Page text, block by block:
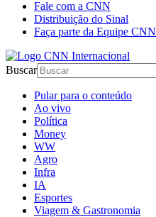
Fale com a CNN
Distribuição do Sinal
Faça parte da Equipe CNN
Buscar
Pular para o conteúdo
Ao vivo
Política
Money
WW
Agro
Infra
IA
Esportes
Viagem & Gastronomia